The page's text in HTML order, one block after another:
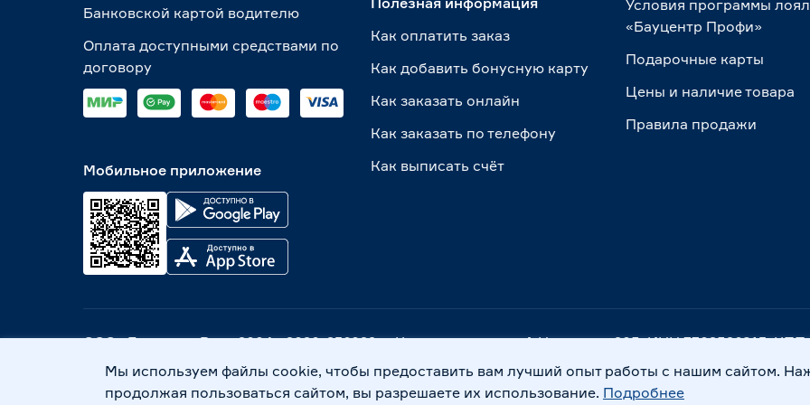
Банковской картой водителю
Оплата доступными средствами по
договору
Мобильное приложение
Как оплатить заказ
Как добавить бонусную карту
Как заказать онлайн
Как заказать по телефону
Как выписать счёт
Условия программы
«Бауцентр Профи»
Подарочные карты
Цены и наличие товара
Правила продажи
ООО «Бауцентр Рус» 2004 -2026, 236029, г. Калининград, ул. А.Невского, 205. ИНН 7702596813,
Политика обработки персональных данныхПравовая информация Охрана труда
Мы используем файлы cookie, чтобы предоставить вам лучший опыт работы с нашим сайтом.
продолжая пользоваться сайтом, вы разрешаете их использование. Подробнее